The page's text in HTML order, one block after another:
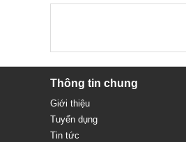
Thông tin chung
Giới thiệu
Tuyển dụng
Tin tức